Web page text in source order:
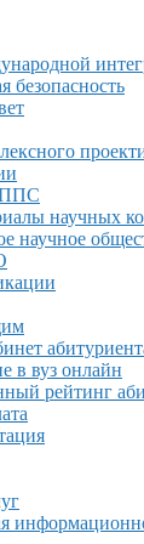
безопасность
научных
научное
в вуз онлайн
рейтинг